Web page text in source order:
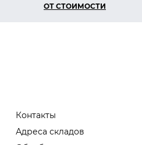
ОТ СТОИМОСТИ
Контакты
Адреса складов